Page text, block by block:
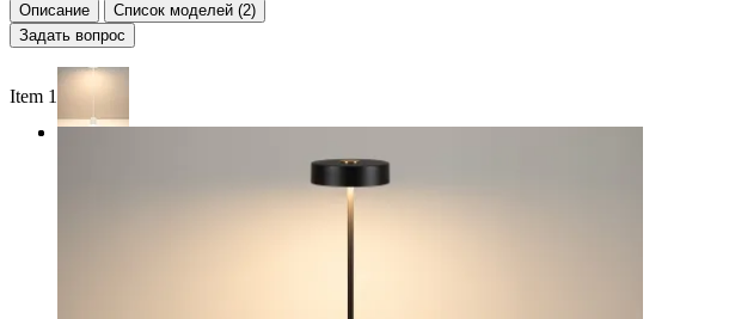
Описание
Список моделей (2)
Задать вопрос
Item 1 of 2